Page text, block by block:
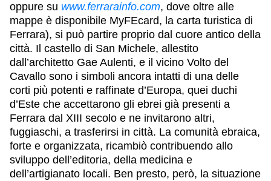
oppure su www.ferrarainfo.com, dove oltre alle
mappe è disponibile MyFEcard, la carta turistica di
Ferrara), si può partire proprio dal cuore antico della
città. Il castello di San Michele, allestito
dall’architetto Gae Aulenti, e il vicino Volto del
Cavallo sono i simboli ancora intatti di una delle
corti più potenti e raffinate d’Europa, quei duchi
d’Este che accettarono gli ebrei già presenti a
Ferrara dal XIII secolo e ne invitarono altri,
fuggiaschi, a trasferirsi in città. La comunità ebraica,
forte e organizzata, ricambiò contribuendo allo
sviluppo dell’editoria, della medicina e
dell’artigianato locali. Ben presto, però, la situazione